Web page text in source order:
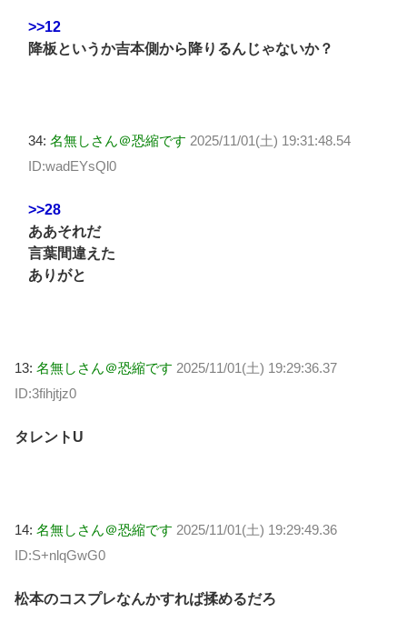
>>12
降板というか吉本側から降りるんじゃないか？
34: 名無しさん＠恐縮です 2025/11/01(土) 19:31:48.54
ID:wadEYsQl0
>>28
ああそれだ
言葉間違えた
ありがと
13: 名無しさん＠恐縮です 2025/11/01(土) 19:29:36.37
ID:3fihjtjz0
タレントU
14: 名無しさん＠恐縮です 2025/11/01(土) 19:29:49.36
ID:S+nlqGwG0
松本のコスプレなんかすれば揉めるだろ